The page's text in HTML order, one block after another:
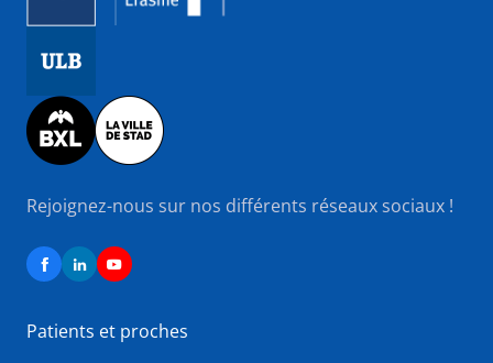
Image
Rejoignez-nous sur nos différents réseaux sociaux !
Patients et proches